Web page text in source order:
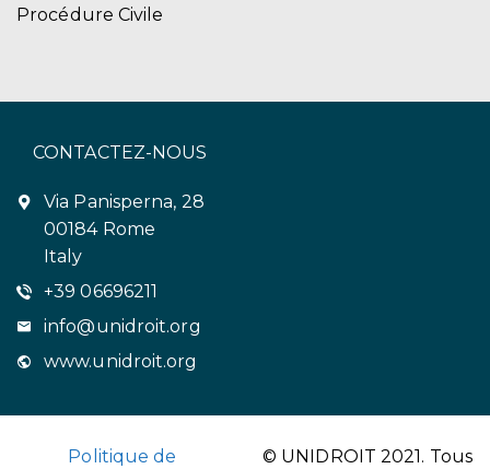
Procédure Civile
CONTACTEZ-NOUS
Via Panisperna, 28
00184 Rome
Italy
+39 06696211
info@unidroit.org
www.unidroit.org
Politique de
© UNIDROIT 2021. Tous